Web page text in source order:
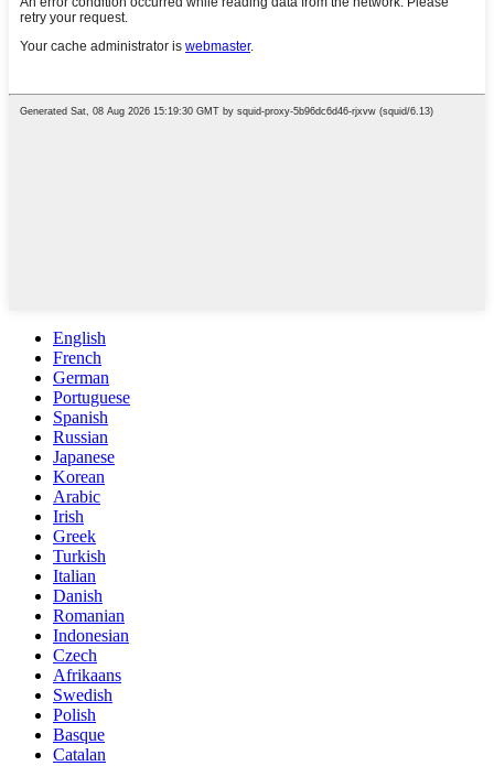
English
French
German
Portuguese
Spanish
Russian
Japanese
Korean
Arabic
Irish
Greek
Turkish
Italian
Danish
Romanian
Indonesian
Czech
Afrikaans
Swedish
Polish
Basque
Catalan